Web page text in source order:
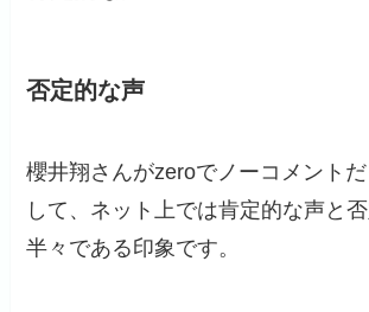
否定的な声
櫻井翔さんがzeroでノーコメント
して、ネット上では肯定的な声と
半々である印象です。